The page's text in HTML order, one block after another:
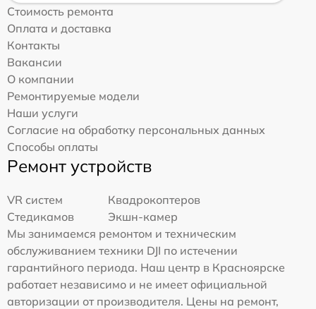
Стоимость ремонта
Оплата и доставка
Контакты
Вакансии
О компании
Ремонтируемые модели
Наши услуги
Согласие на обработку персональных данных
Способы оплаты
Ремонт устройств
VR систем
Квадрокоптеров
Стедикамов
Экшн-камер
Мы занимаемся ремонтом и техническим
обслуживанием техники DJI по истечении
гарантийного периода. Наш центр в Красноярске
работает независимо и не имеет официальной
авторизации от производителя. Цены на ремонт,